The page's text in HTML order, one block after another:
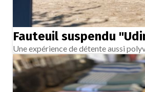
Fauteuil suspendu
Une expérience de détente aussi